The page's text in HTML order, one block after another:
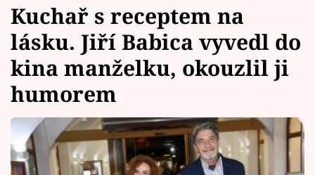
Témata
Celebrity
Vztahy
Seriály
Kuchař s receptem na
lásku. Jiří Babica vyvedl do
kina manželku, okouzlil ji
humorem